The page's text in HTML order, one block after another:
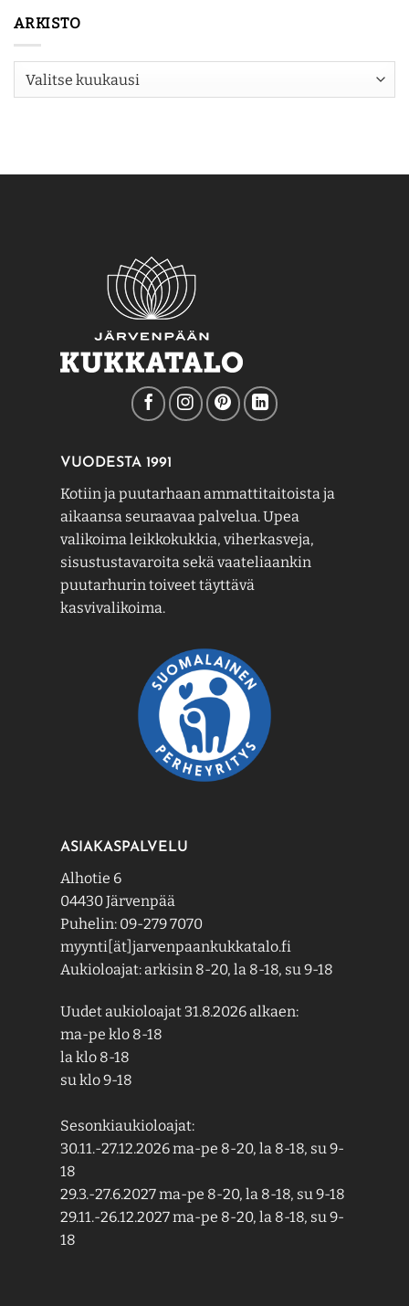
ARKISTO
Arkisto
VUODESTA 1991
Kotiin ja puutarhaan ammattitaitoista ja
aikaansa seuraavaa palvelua. Upea
valikoima leikkokukkia, viherkasveja,
sisustustavaroita sekä vaateliaankin
puutarhurin toiveet täyttävä
kasvivalikoima.
ASIAKASPALVELU
Alhotie 6
04430 Järvenpää
Puhelin: 09-279 7070
myynti[ät]jarvenpaankukkatalo.fi
Aukioloajat: arkisin 8-20, la 8-18, su 9-18
Uudet aukioloajat 31.8.2026 alkaen:
ma-pe klo 8-18
la klo 8-18
su klo 9-18
Sesonkiaukioloajat:
30.11.-27.12.2026 ma-pe 8-20, la 8-18, su 9-
18
29.3.-27.6.2027 ma-pe 8-20, la 8-18, su 9-18
29.11.-26.12.2027 ma-pe 8-20, la 8-18, su 9-
18